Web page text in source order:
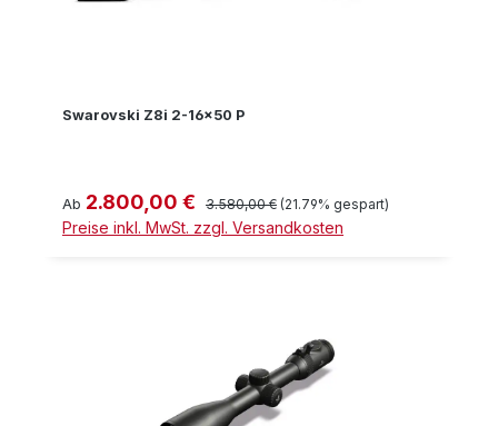
Swarovski Z8i 2-16x50 P
Verkaufspreis:
Ab 2.800,00 € Regulärer Preis:
3.580,00 € (21.79% gespart)
Preise inkl. MwSt. zzgl. Versandkosten